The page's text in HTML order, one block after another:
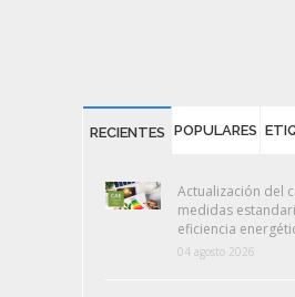
RECIENTES POPULARES
Actualización del
medidas
eficiencia
04 agosto 2026